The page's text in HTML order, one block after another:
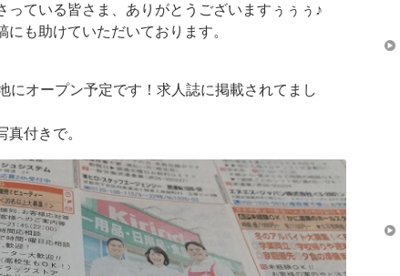
っている皆さま、ありがとうございますぅぅぅ♪
にも助けていただいております。
にオープン予定です！求人誌に掲載されてまし
付きで。